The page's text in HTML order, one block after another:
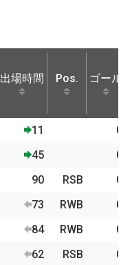
出場時間 Pos. ゴー
出場時間 ゴー
11
45
90 RSB
73 RWB
84 RWB
62 RSB